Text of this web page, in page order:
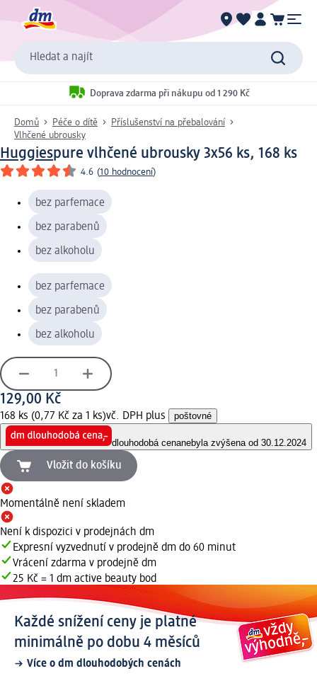
Hledat a najít
Doprava zdarma při nákupu od 1 290 Kč
Domů Péče o dítě
Příslušenství na přebalování
Vlhčené ubrousky
Huggiespure vlhčené ubrousky 3x56 ks, 168 ks
4.6 (10 hodnocení)
bez parfemace
bez parabenů
bez alkoholu
bez parfemace
bez parabenů
bez alkoholu
129,00 Kč
168 ks (0,77 Kč za 1 ks)vč. DPH plus poštovné
dlouhodobá cenanebyla zvýšena od 30.12.2024
Vložit do košíku
Momentálně není skladem
Není k dispozici v prodejnách dm
Expresní vyzvednutí v prodejně dm do 60 minut
Vrácení zdarma v prodejně dm
25 Kč = 1 dm active beauty bod
Každé snížení ceny je platné
minimálně po dobu 4 měsíců
Více o dm dlouhodobých cenách